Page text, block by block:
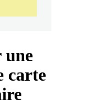
une
carte